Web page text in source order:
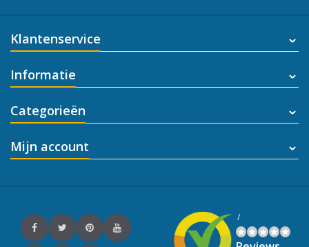
Klantenservice
Informatie
Categorieën
Mijn account
/